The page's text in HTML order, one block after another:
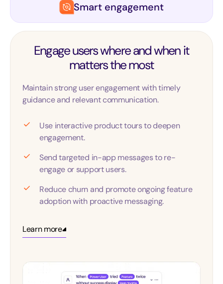
Smart engagement
Engage users where and when it
matters the most
Maintain strong user engagement with timely
guidance and relevant communication.
Use interactive product tours to deepen
engagement.
Send targeted in-app messages to re-
engage or support users.
Reduce churn and promote ongoing feature
adoption with proactive messaging.
Learn more